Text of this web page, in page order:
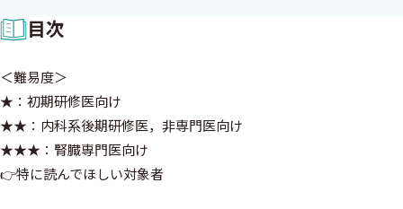
目次
＜難易度＞
★：初期研修医向け
★★：内科系後期研修医，非専門医向け
★★★：腎臓専門医向け
👉特に読んでほしい対象者